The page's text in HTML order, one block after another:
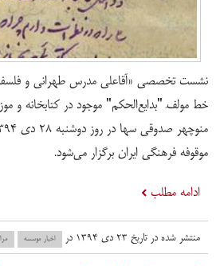
نشست تخصصی «آقاعلی مدرس طهرانی و
خط مولفِ "بدایع‌الحِکم" موجود در کتابخانه و
موقوفه فرهنگی ایران برگزار می‌شود.
ادامه مطلب
منتشر شده در تاریخ ۲۳ دی ۱۳۹۴ در اخبار موسسه